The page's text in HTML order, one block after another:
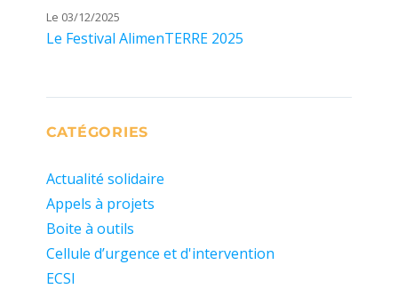
Le 03/12/2025
Le Festival AlimenTERRE 2025
CATÉGORIES
Actualité solidaire
Appels à projets
Boite à outils
Cellule d’urgence et d'intervention
ECSI